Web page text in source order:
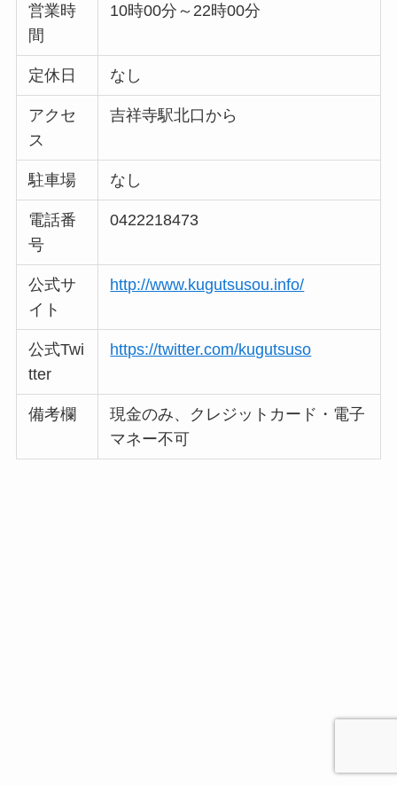
営業時
間
10時00分～22時00分
定休日 なし
アクセ
ス
吉祥寺駅北口から
駐車場 なし
電話番
号
0422218473
公式サ
イト
http://www.kugutsusou.info/
公式Twi
tter
https://twitter.com/kugutsuso
備考欄
現金のみ、クレジットカード・電子
マネー不可